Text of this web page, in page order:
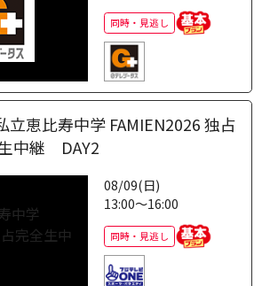
同時・見逃し
立恵比寿中学 FAMIEN2026 独占
中継 DAY2
08/09(日)
13:00～16:00
同時・見逃し